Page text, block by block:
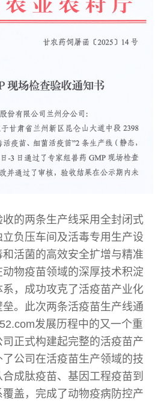
的两条生产线采用全封闭式
负压车间及活毒专用生产设
活菌的高效安全扩增与精准
物疫苗领域的深厚技术积淀
，成功攻克了活疫苗产业化
。此次两条活疫苗生产线通
发展历程中的又一个重
正式构建起完整的活疫苗产
公司在活疫苗生产领域的技
成肽疫苗、基因工程疫苗到
盖，完成了动物疫病防控产